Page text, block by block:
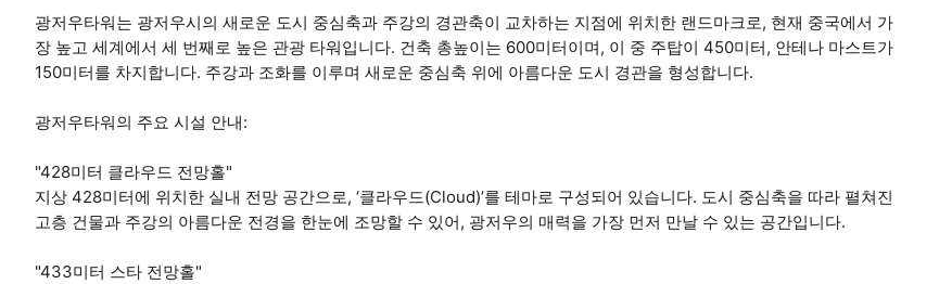
광저우타워는 광저우시의 새로운 도시 중심축과 주강의 경관축이 교차하는 지점에 위치한 랜드마크로, 현재 중국에서 가
장 높고 세계에서 세 번째로 높은 관광 타워입니다. 건축 총높이는 600미터이며, 이 중 주탑이 450미터, 안테나 마스트가
150미터를 차지합니다. 주강과 조화를 이루며 새로운 중심축 위에 아름다운 도시 경관을 형성합니다.
광저우타워의 주요 시설 안내:
"428미터 클라우드 전망홀"
지상 428미터에 위치한 실내 전망 공간으로, ‘클라우드(Cloud)’를 테마로 구성되어 있습니다. 도시 중심축을 따라 펼쳐진
고층 건물과 주강의 아름다운 전경을 한눈에 조망할 수 있어, 광저우의 매력을 가장 먼저 만날 수 있는 공간입니다.
"433미터 스타 전망홀"